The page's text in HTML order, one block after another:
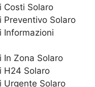
Costi Solaro
Preventivo Solaro
Informazioni
In Zona Solaro
H24 Solaro
Urgente Solaro